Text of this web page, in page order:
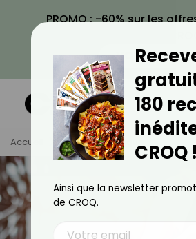
PROMO : -60% sur les
VOIR LA
Accueil Tag Cardiaque
180
CROQ !
Ainsi que la newsletter
de CROQ.